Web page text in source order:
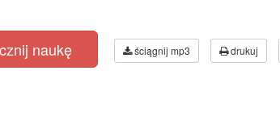
naukę ściągnij mp3 drukuj